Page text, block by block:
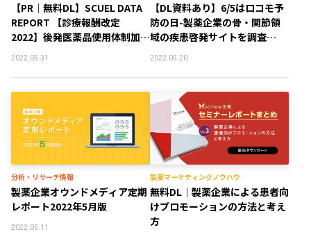
【PR｜無料DL】SCUEL DATA
REPORT 【診療報酬改定
2022】後発医薬品使⽤体制加算
の今
2022.05.31
【DL資料あり】6/5はロコモ予
防の日-製薬企業の骨・関節領
域の疾患啓発サイトを調査
【2022年5月版】
2022.05.20
分析・リサーチ情報
製薬企業オウンドメディア定期
レポート2022年5月版
2022.05.11
製薬マーケティングノウハウ
無料DL｜製薬企業による患者向
けプロモーションの方法と考え
方